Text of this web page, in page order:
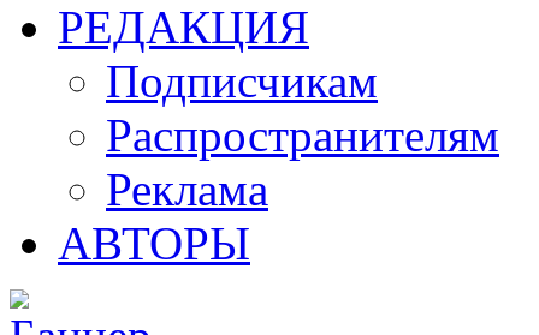
РЕДАКЦИЯ
Подписчикам
Распространителям
Реклама
АВТОРЫ